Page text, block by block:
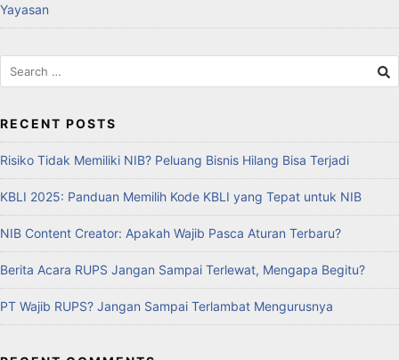
Yayasan
RECENT POSTS
Risiko Tidak Memiliki NIB? Peluang Bisnis Hilang Bisa Terjadi
KBLI 2025: Panduan Memilih Kode KBLI yang Tepat untuk NIB
NIB Content Creator: Apakah Wajib Pasca Aturan Terbaru?
Berita Acara RUPS Jangan Sampai Terlewat, Mengapa Begitu?
PT Wajib RUPS? Jangan Sampai Terlambat Mengurusnya